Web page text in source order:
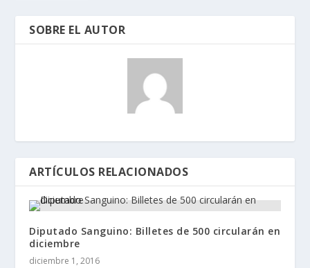
SOBRE EL AUTOR
ARTÍCULOS RELACIONADOS
Diputado Sanguino: Billetes de 500 circularán en
diciembre
diciembre 1, 2016